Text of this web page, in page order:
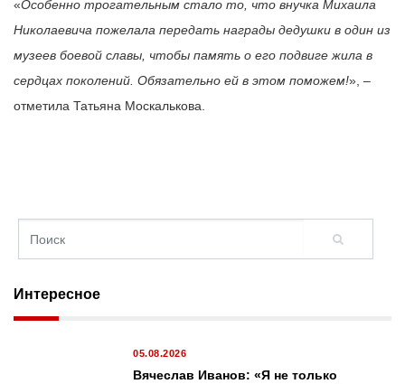
«Особенно трогательным стало то, что внучка Михаила
Николаевича пожелала передать награды дедушки в один из
музеев боевой славы, чтобы память о его подвиге жила в
сердцах поколений. Обязательно ей в этом поможем!», –
отметила Татьяна Москалькова.
Интересное
05.08.2026
Вячеслав Иванов: «Я не только